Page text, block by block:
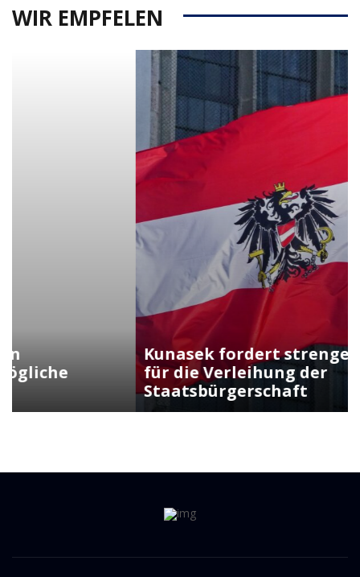
WIR EMPFELEN
Kunasek fordert strengere Regeln
für die Verleihung der
Staatsbürgerschaft